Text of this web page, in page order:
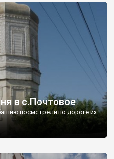
в с.Почтовое
посмотрели по дороге из